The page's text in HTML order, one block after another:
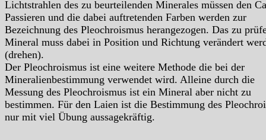
Lichtstrahlen des zu beurteilenden Minerales müssen den
Passieren und die dabei auftretenden Farben werden zur
Bezeichnung des Pleochroismus herangezogen. Das zu
Mineral muss dabei in Position und Richtung verändert
(drehen).
Der Pleochroismus ist eine weitere Methode die bei der
Mineralienbestimmung verwendet wird. Alleine durch die
Messung des Pleochroismus ist ein Mineral aber nicht zu
bestimmen. Für den Laien ist die Bestimmung des
nur mit viel Übung aussagekräftig.